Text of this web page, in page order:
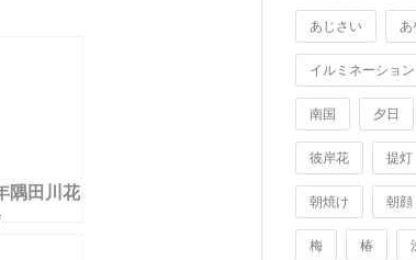
隅田川花
あじさい あ
イルミネーション
南国 夕日
彼岸花 提灯
朝焼け 朝顔
梅 椿